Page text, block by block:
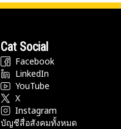
Cat Social
Facebook
LinkedIn
YouTube
X
Instagram
บัญชีสื่อสังคมทั้งหมด